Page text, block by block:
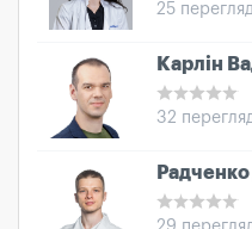
25
Карлін
32